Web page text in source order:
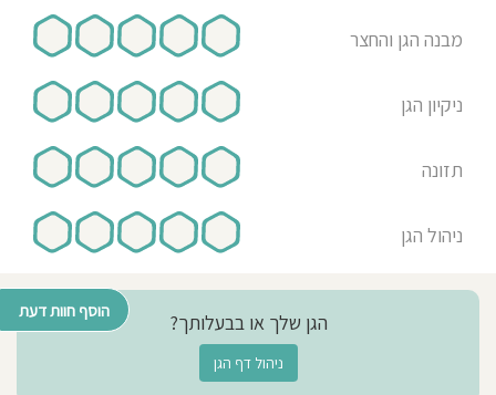
הוסף חוות דעת
מבנה הגן והחצר
ניקיון הגן
תזונה
ניהול הגן
הגן שלך או בבעלותך?
ניהול דף הגן